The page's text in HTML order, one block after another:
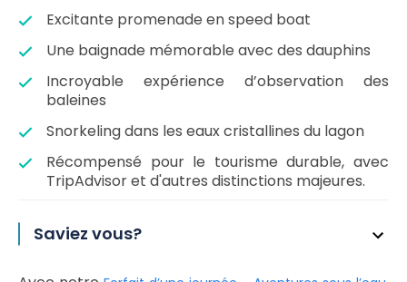
Excitante promenade en speed boat
Une baignade mémorable avec des dauphins
Incroyable expérience d’observation des
baleines
Snorkeling dans les eaux cristallines du lagon
Récompensé pour le tourisme durable, avec
TripAdvisor et d'autres distinctions majeures.
Saviez vous?